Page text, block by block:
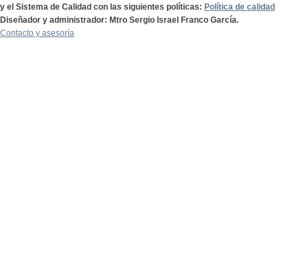
y el Sistema de Calidad con las siguientes políticas: Política de calidad
Diseñador y administrador: Mtro Sergio Israel Franco García.
Contacto y asesoría